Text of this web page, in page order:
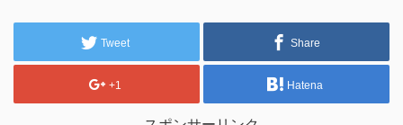
Tweet Share
+1 Hatena